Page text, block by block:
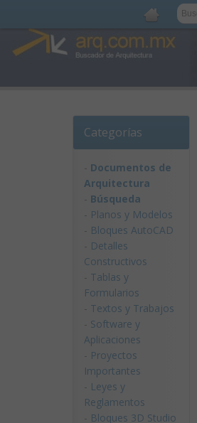
Categorías
- Documentos de
Arquitectura
- Búsqueda
- Planos y Modelos
- Bloques AutoCAD
- Detalles
Constructivos
- Tablas y
Formularios
- Textos y Trabajos
- Software y
Aplicaciones
- Proyectos
Importantes
- Leyes y
Reglamentos
- Bloques 3D Studio